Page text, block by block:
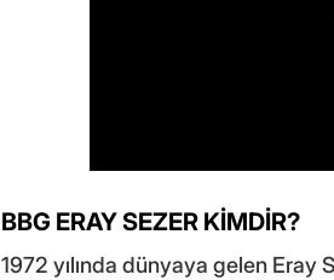
BBG ERAY SEZER KİMDİR?
1972 yılında dünyaya gelen Eray